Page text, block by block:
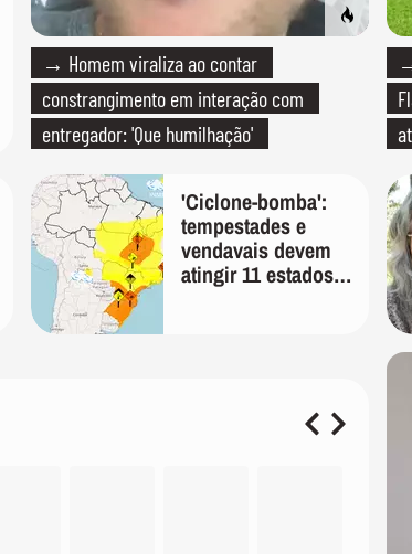
→ Homem viraliza ao contar
constrangimento em interação com
entregador: 'Que humilhação'
'Ciclone-bomba':
tempestades e
vendavais devem
atingir 11 estados